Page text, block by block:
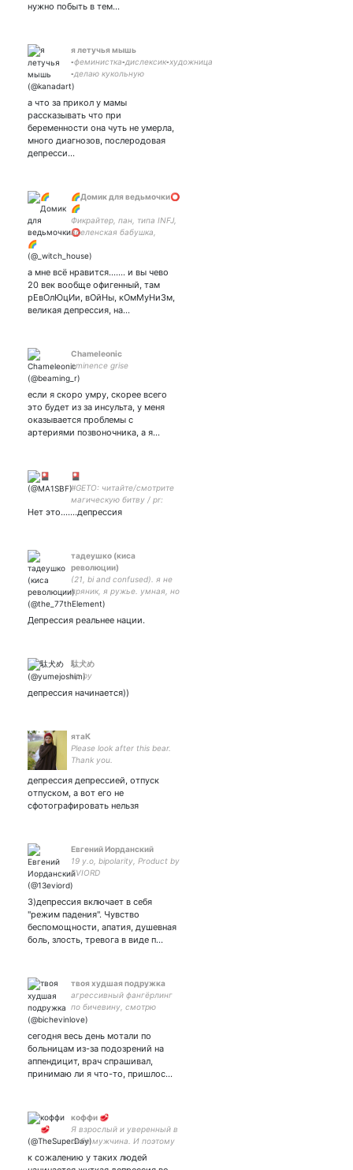
нужно побыть в тем…
я летучья мышь
▫️феминистка▫️дислексик▫️художница
▫️делаю кукольную
анимацию▫️horror esthetic
а что за прикол у мамы
рассказывать что при
беременности она чуть не умерла,
много диагнозов, послеродовая
депресси…
🌈Домик для ведьмочки⭕️
🌈
Фикрайтер, пан, типа INFJ,
вселенская бабушка,
делаю коллажи по людям и
а мне всё нравится....... и вы чево
20 век вообще офигенный, там
рЕвОлЮцИи, вОйНы, кОмМуНиЗм,
великая депрессия, на…
Chameleonic
eminence grise
если я скоро умру, скорее всего
это будет из за инсульта, у меня
оказывается проблемы с
артериями позвоночника, а я…
🎴
#GETO: читайте/смотрите
магическую битву / pr:
Нет это.......депрессия
тадеушко (киса
революции)
(21, bi and confused). я не
пряник, я ружье. умная, но
бедовая. историографиня-
неврозом. 🐎 закрытка -
Депрессия реальнее нации.
駄犬め
up by
депрессия начинается))
ятаК
Please look after this bear.
Thank you.
депрессия депрессией, отпуск
отпуском, а вот его не
сфотографировать нельзя
Евгений Иорданский
19 y.o, bipolarity, Product by
EVIORD
3)депрессия включает в себя
"режим падения". Чувство
беспомощности, апатия, душевная
боль, злость, тревога в виде п…
твоя худшая подружка
агрессивный фангёрлинг
по бичевину, смотрю
русское кино и не радуюсь
смысл жизни
сегодня весь день мотали по
больницам из-за подозрений на
аппендицит, врач спрашивал,
принимаю ли я что-то, пришлос…
коффи 🥩
Я взрослый и уверенный в
себе мужчина. И поэтому
у меня на аватарке котик.
#YNWA
к сожалению у таких людей